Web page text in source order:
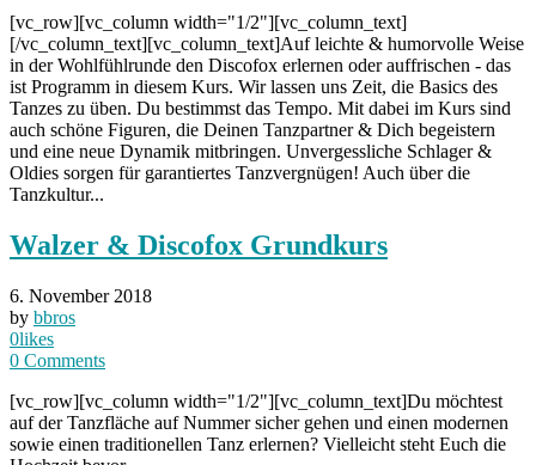
[vc_row][vc_column width="1/2"][vc_column_text]
[/vc_column_text][vc_column_text]Auf leichte & humorvolle Weise
in der Wohlfühlrunde den Discofox erlernen oder auffrischen - das
ist Programm in diesem Kurs. Wir lassen uns Zeit, die Basics des
Tanzes zu üben. Du bestimmst das Tempo. Mit dabei im Kurs sind
auch schöne Figuren, die Deinen Tanzpartner & Dich begeistern
und eine neue Dynamik mitbringen. Unvergessliche Schlager &
Oldies sorgen für garantiertes Tanzvergnügen! Auch über die
Tanzkultur...
Walzer & Discofox Grundkurs
6. November 2018
by bbros
0likes
0 Comments
[vc_row][vc_column width="1/2"][vc_column_text]Du möchtest
auf der Tanzfläche auf Nummer sicher gehen und einen modernen
sowie einen traditionellen Tanz erlernen? Vielleicht steht Euch die